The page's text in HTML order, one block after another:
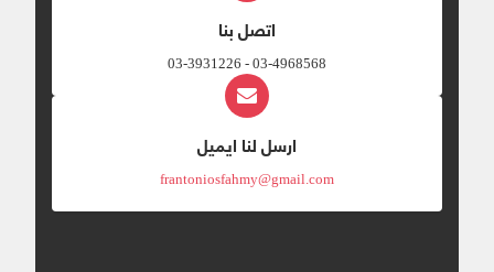
اتصل بنا
03-4968568 - 03-3931226
ارسل لنا ايميل
frantoniosfahmy@gmail.com